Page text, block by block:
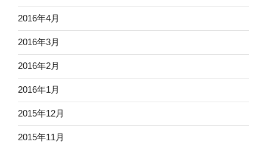
2016年4月
2016年3月
2016年2月
2016年1月
2015年12月
2015年11月